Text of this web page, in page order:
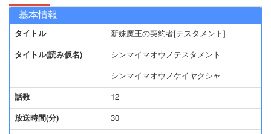
基本情報
タイトル 新妹魔王の契約者[テスタメント]
タイトル(読み仮名) シンマイマオウノテスタメント
シンマイマオウノケイヤクシャ
話数 12
放送時間(分) 30